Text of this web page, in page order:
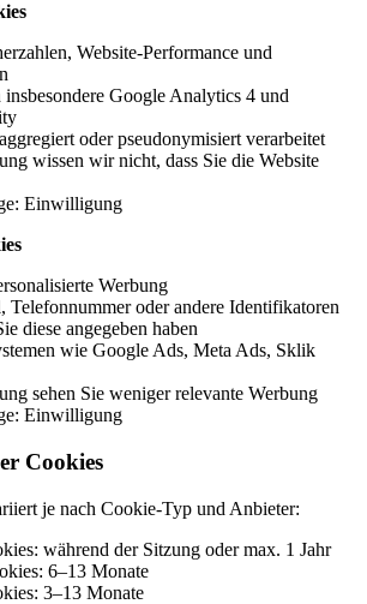
Website‑Performance und
Google Analytics 4 und
oder pseudonymisiert verarbeitet
wissen wir nicht, dass Sie die Website
Einwilligung
Werbung
Telefonnummer oder andere Identifikatoren
diese angegeben haben
wie Google Ads, Meta Ads, Sklik
sehen Sie weniger relevante Werbung
Einwilligung
Cookies
je nach Cookie‑Typ und Anbieter:
während der Sitzung oder max. 1 Jahr
6–13 Monate
3–13 Monate